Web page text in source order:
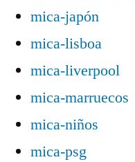
mica-japón
mica-lisboa
mica-liverpool
mica-marruecos
mica-niños
mica-psg